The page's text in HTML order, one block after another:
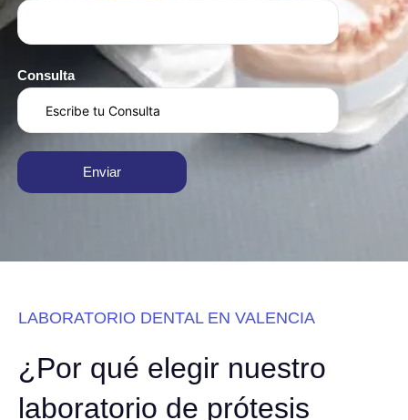
Consulta
LABORATORIO DENTAL EN VALENCIA
¿Por qué elegir nuestro
laboratorio de prótesis